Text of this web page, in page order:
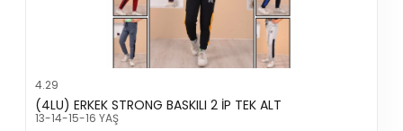
4.29
(4LU) ERKEK STRONG BASKILI 2 İP TEK ALT
13-14-15-16 YAŞ